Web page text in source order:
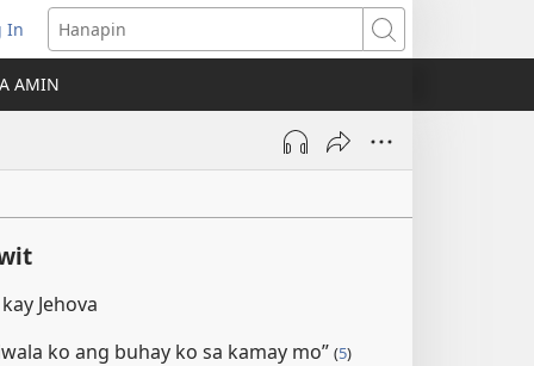
In
Hanapin
AMIN
Jehova
ko ang buhay ko sa kamay mo” (5)